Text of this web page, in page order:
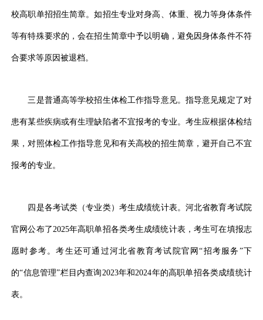
校高职单招招生简章。如招生专业对身高、体重、视力等身体条件
等有特殊要求的，会在招生简章中予以明确，避免因身体条件不符
合要求等原因被退档。
三是普通高等学校招生体检工作指导意见。指导意见规定了对
患有某些疾病或有生理缺陷者不宜报考的专业。考生应根据体检结
果，对照体检工作指导意见和有关高校的招生简章，避开自己不宜
报考的专业。
四是各考试类（专业类）考生成绩统计表。河北省教育考试院
官网公布了2025年高职单招各类考生成绩统计表，考生可在填报志
愿时参考。考生还可通过河北省教育考试院官网“招考服务”下
的“信息管理”栏目内查询2023年和2024年的高职单招各类成绩统计
表。